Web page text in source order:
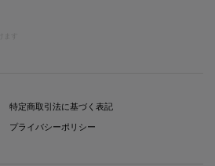
特定商取引法に基づく表記
プライバシーポリシー